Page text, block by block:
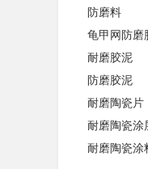
防磨料
龟甲网防磨
耐磨胶泥
防磨胶泥
耐磨陶瓷片
耐磨陶瓷涂
耐磨陶瓷涂